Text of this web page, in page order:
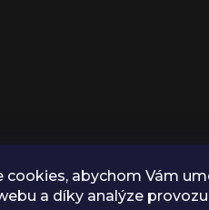
cookies, abychom Vám
a díky analýze